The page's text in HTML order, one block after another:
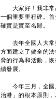
大家好！我非常高
一個重要里程碑。
確實是實至名歸。
去年全國人大常委
方面建立了健全的
脅的行為和活動，
續發展。
今年三月，全國人
治港」的根本原則